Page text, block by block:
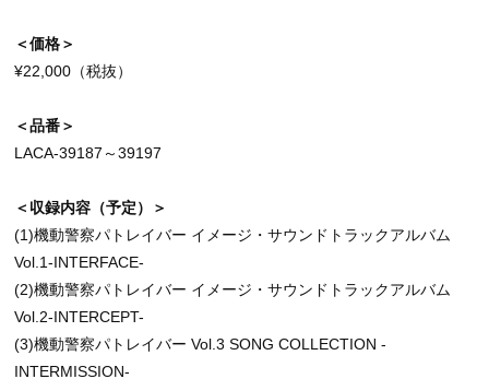
＜価格＞
¥22,000（税抜）
＜品番＞
LACA-39187～39197
＜収録内容（予定）＞
(1)機動警察パトレイバー イメージ・サウンドトラックアルバム
Vol.1-INTERFACE-
(2)機動警察パトレイバー イメージ・サウンドトラックアルバム
Vol.2-INTERCEPT-
(3)機動警察パトレイバー Vol.3 SONG COLLECTION -
INTERMISSION-